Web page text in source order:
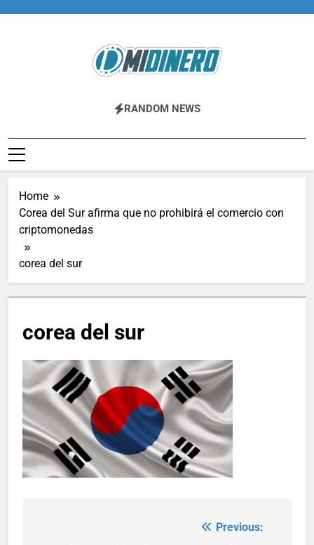
Midinero.co
Fintech, Criptomonedas
RANDOM NEWS
Home
Corea del Sur afirma que no prohibirá el comercio con
criptomonedas
corea del sur
corea del sur
Previous: